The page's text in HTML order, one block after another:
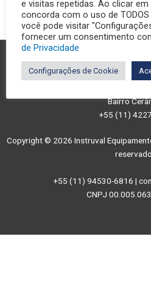
São Caetano do
Bairro
+55 (11)
Copyright © 2026 Instruval
+55 (11) 94530-6816 |
CNPJ
e visitas repetidas. Ao clicar em
concorda com o uso de
você pode visitar
fornecer um consentimento
de Privacidade
Configurações de Cookie